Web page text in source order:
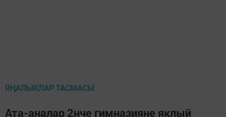
ЯҢАЛЫКЛАР ТАСМАСЫ
Ата-аналар 2нче гимназияне яклый